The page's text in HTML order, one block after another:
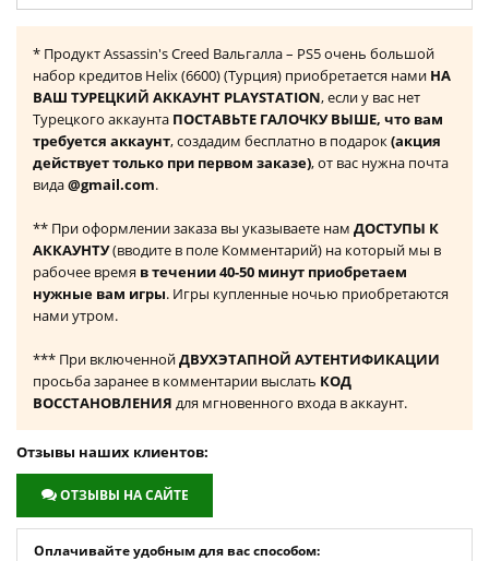
* Продукт Assassin's Creed Вальгалла – PS5 очень большой
набор кредитов Helix (6600) (Турция) приобретается нами НА
ВАШ ТУРЕЦКИЙ АККАУНТ PLAYSTATION, если у вас нет
Турецкого аккаунта ПОСТАВЬТЕ ГАЛОЧКУ ВЫШЕ, что вам
требуется аккаунт, создадим бесплатно в подарок(акция
действует только при первом заказе), от вас нужна почта
вида@gmail.com.
** При оформлении заказа вы указываете нам ДОСТУПЫ К
АККАУНТУ(вводите в поле Комментарий) на который мы в
рабочее время в течении 40-50 минут приобретаем
нужные вам игры. Игры купленные ночью приобретаются
нами утром.
*** При включеннойДВУХЭТАПНОЙ АУТЕНТИФИКАЦИИ
просьба заранее в комментарии выслать КОД
ВОССТАНОВЛЕНИЯ для мгновенного входа в аккаунт.
Отзывы наших клиентов:
ОТЗЫВЫ НА САЙТЕ
Оплачивайте удобным для вас способом: